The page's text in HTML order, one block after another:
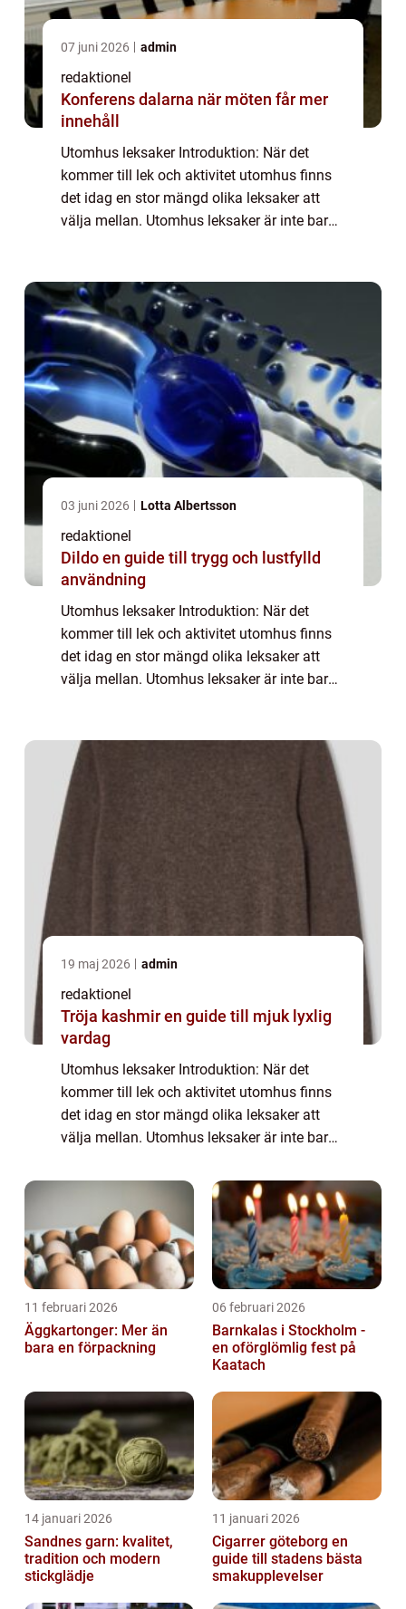
07 juni 2026 admin
redaktionel
Konferens dalarna när möten får mer
innehåll
Utomhus leksaker Introduktion: När det
kommer till lek och aktivitet utomhus finns
det idag en stor mängd olika leksaker att
välja mellan. Utomhus leksaker är inte bara
03 juni 2026 Lotta Albertsson
redaktionel
Dildo en guide till trygg och lustfylld
användning
Utomhus leksaker Introduktion: När det
kommer till lek och aktivitet utomhus finns
det idag en stor mängd olika leksaker att
välja mellan. Utomhus leksaker är inte bara
19 maj 2026 admin
redaktionel
Tröja kashmir en guide till mjuk lyxlig
vardag
Utomhus leksaker Introduktion: När det
kommer till lek och aktivitet utomhus finns
det idag en stor mängd olika leksaker att
välja mellan. Utomhus leksaker är inte bara
och kreativa lek samtidigt som de ...
11 februari 2026
Äggkartonger: Mer än
bara en förpackning
06 februari 2026
Barnkalas i Stockholm -
en oförglömlig fest på
Kaatach
14 januari 2026
Sandnes garn: kvalitet,
tradition och modern
stickglädje
11 januari 2026
Cigarrer göteborg en
guide till stadens bästa
smakupplevelser